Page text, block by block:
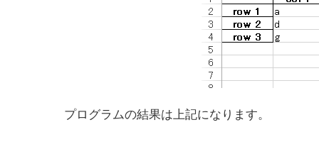
プログラムの結果は上記になります。